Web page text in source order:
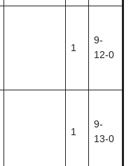
1
9-
12-0
1
9-
13-0